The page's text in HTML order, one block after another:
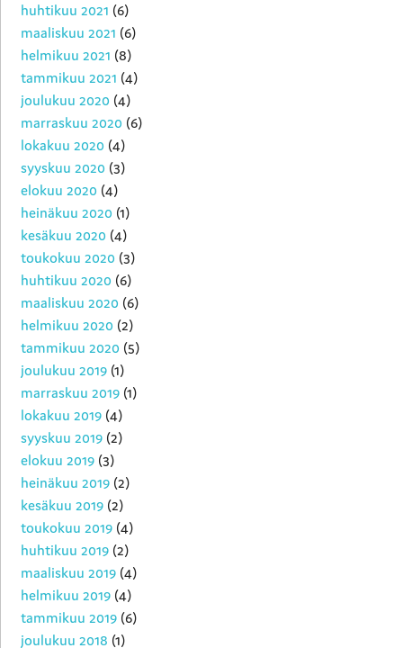
huhtikuu 2021 (6)
maaliskuu 2021 (6)
helmikuu 2021 (8)
tammikuu 2021 (4)
joulukuu 2020 (4)
marraskuu 2020 (6)
lokakuu 2020 (4)
syyskuu 2020 (3)
elokuu 2020 (4)
heinäkuu 2020 (1)
kesäkuu 2020 (4)
toukokuu 2020 (3)
huhtikuu 2020 (6)
maaliskuu 2020 (6)
helmikuu 2020 (2)
tammikuu 2020 (5)
joulukuu 2019 (1)
marraskuu 2019 (1)
lokakuu 2019 (4)
syyskuu 2019 (2)
elokuu 2019 (3)
heinäkuu 2019 (2)
kesäkuu 2019 (2)
toukokuu 2019 (4)
huhtikuu 2019 (2)
maaliskuu 2019 (4)
helmikuu 2019 (4)
tammikuu 2019 (6)
joulukuu 2018 (1)